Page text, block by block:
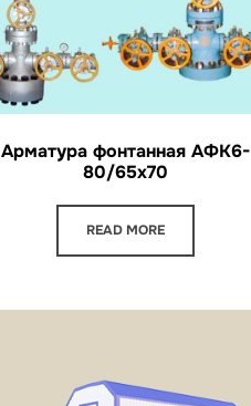
Арматура фонтанная АФК6-
80/65х70
READ MORE